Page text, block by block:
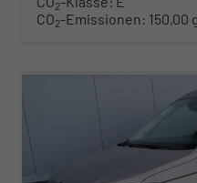
2
CO2-Emissionen: 150,00